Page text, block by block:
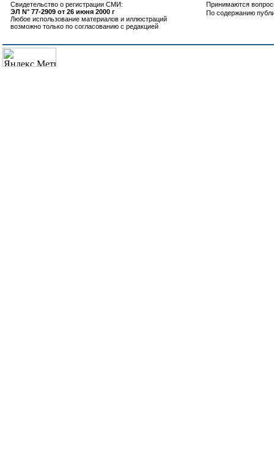
Свидетельство о регистрации СМИ:
ЭЛ N° 77-2909 от 26 июня 2000 г
Любое использование материалов и иллюстраций
возможно только по согласованию с редакцией
Принимаются
По содержанию